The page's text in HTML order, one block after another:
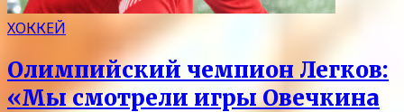
ХОККЕЙ
Олимпийский чемпион Легков:
«Мы смотрели игры Овечкина